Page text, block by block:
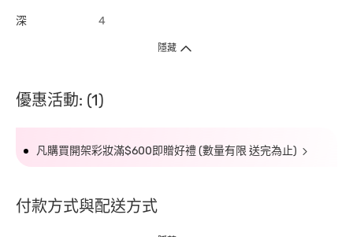
深 4
隱藏
優惠活動: (1)
凡購買開架彩妝滿$600即贈好禮 (數量有限 送完為止)
付款方式與配送方式